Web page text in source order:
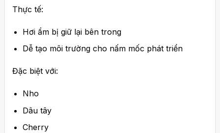
Thực tế:
Hơi ẩm bị giữ lại bên trong
Dễ tạo môi trường cho nấm mốc phát triển
Đặc biệt với:
Nho
Dâu tây
Cherry